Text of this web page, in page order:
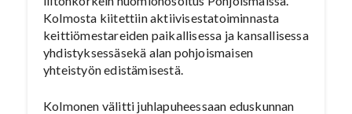
Kolmosta kiitettiin aktiivisestatoiminnasta
keittiömestareiden paikallisessa ja kansallisessa
yhdistyksessäsekä alan pohjoismaisen
yhteistyön edistämisestä.
Kolmonen välitti juhlapuheessaan eduskunnan